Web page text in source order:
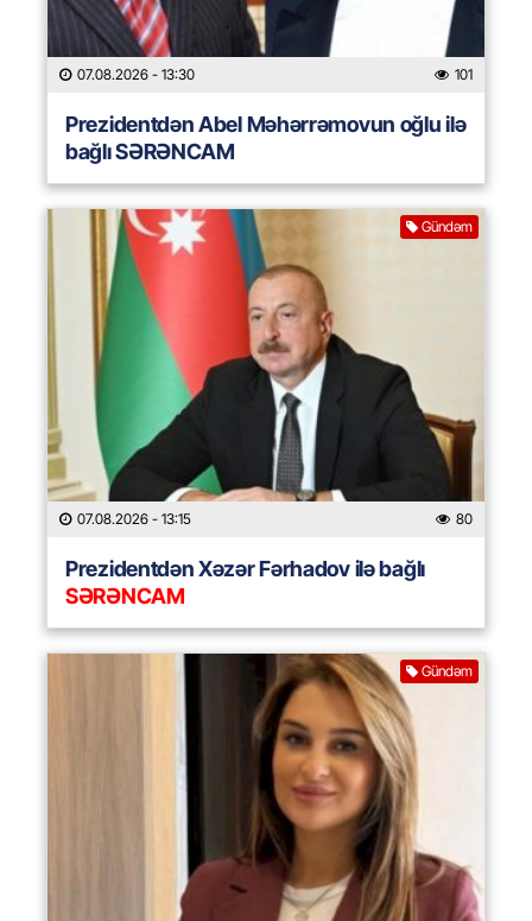
07.08.2026 - 13:30 101
Prezidentdən Abel Məhərrəmovun oğlu ilə
bağlı SƏRƏNCAM
Gündəm
07.08.2026 - 13:15 80
Prezidentdən Xəzər Fərhadov ilə bağlı
SƏRƏNCAM
Gündəm